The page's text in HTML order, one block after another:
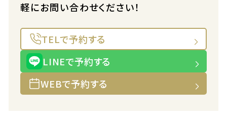
軽にお問い合わせください！
TELで予約する
LINEで予約する
WEBで予約する